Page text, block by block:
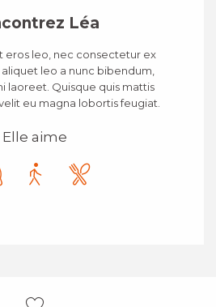
Léa
eros leo, nec consectetur ex
leo a nunc bibendum,
laoreet. Quisque quis mattis
eu magna lobortis feugiat.
Elle aime